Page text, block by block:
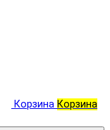
Корзина Корзина